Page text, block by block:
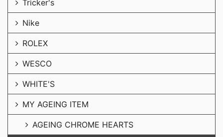
Tricker's
Nike
ROLEX
WESCO
WHITE'S
MY AGEING ITEM
AGEING CHROME HEARTS